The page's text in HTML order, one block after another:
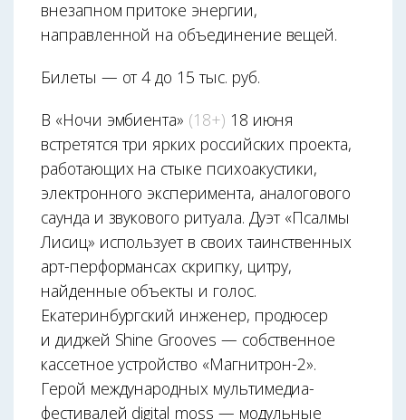
внезапном притоке энергии,
направленной на объединение вещей.
Билеты — от 4 до 15 тыс. руб.
В «Ночи эмбиента» (18+) 18 июня
встретятся три ярких российских проекта,
работающих на стыке психоакустики,
электронного эксперимента, аналогового
саунда и звукового ритуала. Дуэт «Псалмы
Лисиц» использует в своих таинственных
арт-перформансах скрипку, цитру,
найденные объекты и голос.
Екатеринбургский инженер, продюсер
и диджей Shine Grooves — собственное
кассетное устройство «Магнитрон-2».
Герой международных мультимедиа-
фестивалей digital moss — модульные